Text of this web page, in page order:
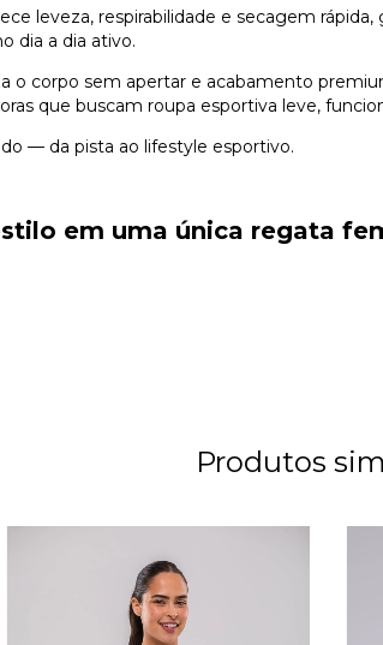
leveza, respirabilidade e secagem rápida,
dia a dia ativo.
o corpo sem apertar e acabamento
que buscam roupa esportiva leve,
— da pista ao lifestyle esportivo.
em uma única regata
Produtos